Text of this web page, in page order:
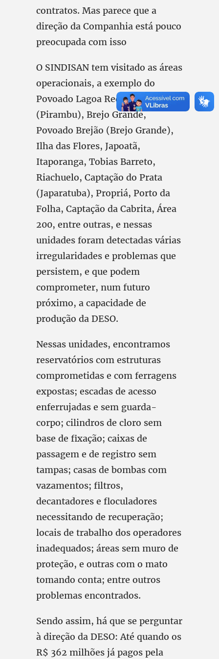
contratos. Mas parece que a
direção da Companhia está pouco
preocupada com isso
O SINDISAN tem visitado as áreas
operacionais, a exemplo do
Povoado Lagoa Redonda
(Pirambu), Brejo Grande,
Povoado Brejão (Brejo Grande),
Ilha das Flores, Japoatã,
Itaporanga, Tobias Barreto,
Riachuelo, Captação do Prata
(Japaratuba), Propriá, Porto da
Folha, Captação da Cabrita, Área
200, entre outras, e nessas
unidades foram detectadas várias
irregularidades e problemas que
persistem, e que podem
comprometer, num futuro
próximo, a capacidade de
produção da DESO.
Nessas unidades, encontramos
reservatórios com estruturas
comprometidas e com ferragens
expostas; escadas de acesso
enferrujadas e sem guarda-
corpo; cilindros de cloro sem
base de fixação; caixas de
passagem e de registro sem
tampas; casas de bombas com
vazamentos; filtros,
decantadores e floculadores
necessitando de recuperação;
locais de trabalho dos operadores
inadequados; áreas sem muro de
proteção, e outras com o mato
tomando conta; entre outros
problemas encontrados.
Sendo assim, há que se perguntar
à direção da DESO: Até quando os
R$ 362 milhões já pagos pela